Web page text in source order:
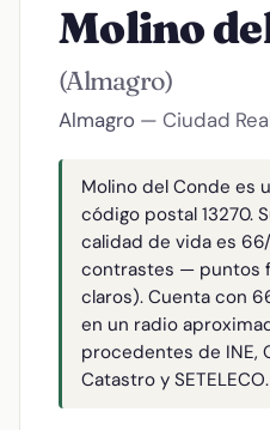
Molino
(Almagro)
Almagro — Ciudad
Molino del Conde es
código postal 13270.
calidad de vida es
contrastes — puntos
claros). Cuenta con
en un radio
procedentes de INE,
Catastro y SETELECO.